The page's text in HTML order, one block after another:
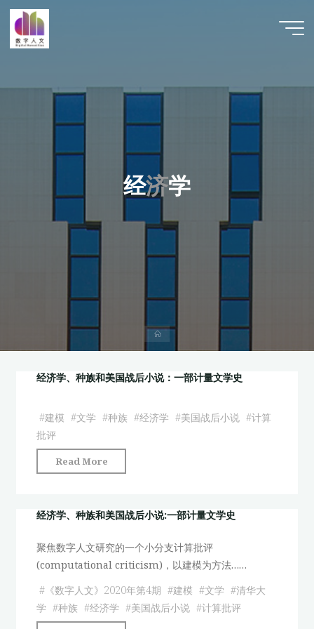
经济学
页
经济学、种族和美国战后小说：一部计量文学史
#建模 #文学 #种族 #经济学 #美国战后小说 #计算
批评
Read More
济
种
和
美
经济学、种族和美国战后小说:一部计量文学史
聚焦数字人文研究的一个小分支计算批评
(computational criticism)，以建模为方法……
#《数字人文》2020年第4期 #建模 #文学 #清华大
学 #种族 #经济学 #美国战后小说 #计算批评